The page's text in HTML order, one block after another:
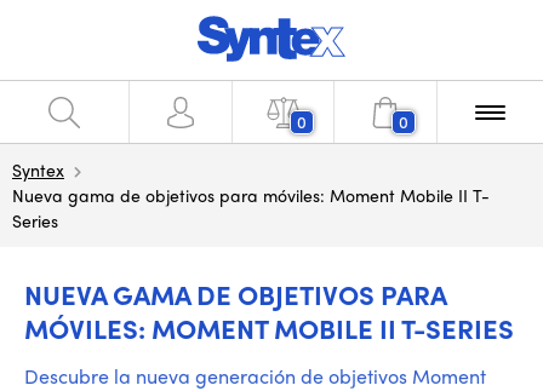
0 0
Syntex
Nueva gama de objetivos para móviles: Moment Mobile II T-
Series
NUEVA GAMA DE OBJETIVOS PARA
MÓVILES: MOMENT MOBILE II T-SERIES
Descubre la nueva generación de objetivos Moment